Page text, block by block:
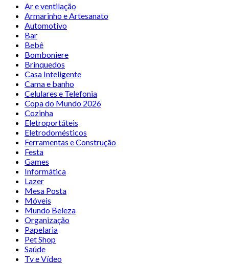
Ar e ventilação
Armarinho e Artesanato
Automotivo
Bar
Bebê
Bomboniere
Brinquedos
Casa Inteligente
Cama e banho
Celulares e Telefonia
Copa do Mundo 2026
Cozinha
Eletroportáteis
Eletrodomésticos
Ferramentas e Construção
Festa
Games
Informática
Lazer
Mesa Posta
Móveis
Mundo Beleza
Organização
Papelaria
Pet Shop
Saúde
Tv e Vídeo